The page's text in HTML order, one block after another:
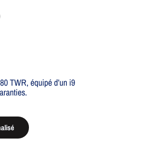
TWR, équipé d’un i9